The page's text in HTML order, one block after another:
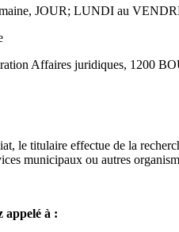
JOUR; LUNDI au
Affaires juridiques, 1200
le titulaire effectue de la
municipaux ou autres
appelé à :